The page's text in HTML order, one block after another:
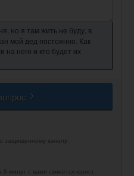
но я там жить не буду, в
мой дед постоянно. Как
на него и кто будет их
защищенному каналу.
5 минут с вами свяжется юрист.